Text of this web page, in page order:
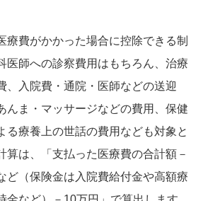
療費がかかった場合に控除できる制
医師への診察費用はもちろん、治療
、入院費・通院・医師などの送迎
んま・マッサージなどの費用、保健
る療養上の世話の費用なども対象と
算は、「支払った医療費の合計額－
ど（保険金は入院費給付金や高額療